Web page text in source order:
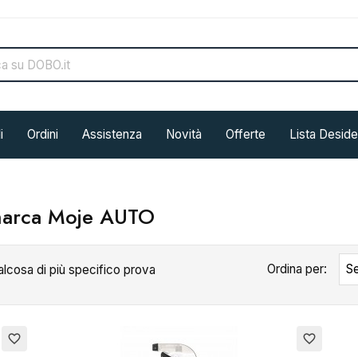
Ordini Assistenza Novità Offerte Lista
Moje AUTO
di più specifico prova
Ordina per:
favorite_border favorite_border